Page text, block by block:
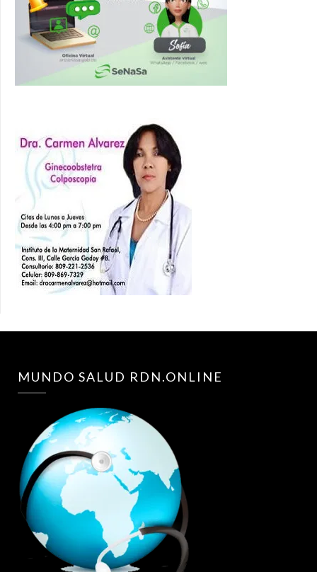
MUNDO SALUD RDN.ONLINE